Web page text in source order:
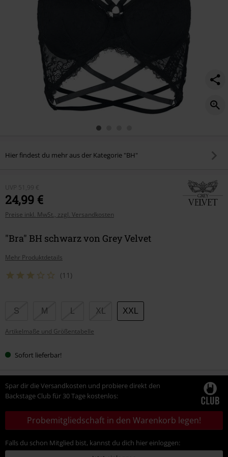
Hier findest du mehr aus der Kategorie "BH"
UVP 51,99 €
24,99 €
Preise inkl. MwSt., zzgl. Versandkosten
"Bra" BH schwarz von Grey Velvet
Mehr Produktdetails
(11)
Wähle
Größe
S M XL XXL
Artikelmaße und Größentabelle
Sofort lieferbar!
Spar dir die Versandkosten und probiere direkt den
Backstage Club für 30 Tage kostenlos:
Probemitgliedschaft in den Warenkorb legen!
Falls du schon Mitglied bist, kannst du dich hier einloggen: